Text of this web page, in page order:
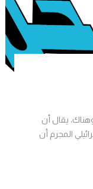
يقال أن
المجرم أن